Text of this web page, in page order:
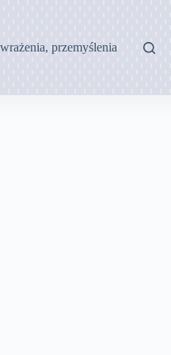
przemyślenia